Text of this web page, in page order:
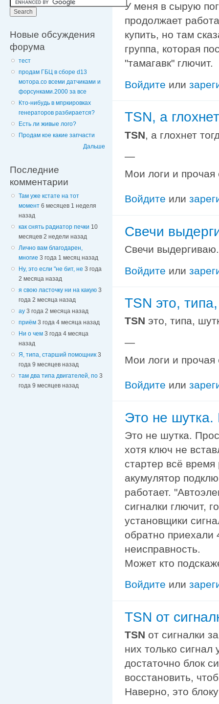
Новые обсуждения
форума
тест
продам ГБЦ в сборе d13
мотора.со всеми датчиками и
форсунками.2000 за все
Кто-нибудь в мпркировках
генераторов разбирается?
Есть ли живые лого?
Продам кое какие запчасти
Дальше
Последние
комментарии
Там уже кстате на тот
момент 6 месяцев 1 неделя
назад
как снять радиатор печки 10
месяцев 2 недели назад
Лично вам благодарен,
многие 3 года 1 месяц назад
Ну, это если "не бит, не 3 года
2 месяца назад
я свою ласточку ни на какую 3
года 2 месяца назад
ау 3 года 2 месяца назад
приём 3 года 4 месяца назад
Ни о чем 3 года 4 месяца
назад
Я, типа, старший помощник 3
года 9 месяцев назад
там два типа двигателей, по 3
года 9 месяцев назад
У меня в сырую
продолжает
купить, но там
группа, которая
"тамагавк" глючит.
Войдите или
TSN, а
TSN, а глохнет
—
Мои логи и
Войдите или
Свечи
Свечи выдергиваю.
Войдите или
TSN это,
TSN это, типа,
—
Мои логи и
Войдите или
Это не шутка.
Это не шутка.
хотя ключ не
стартер всё
акумулятор
работает.
сигналки глючит,
установщики
обратно приехали
неисправность.
Может кто
Войдите или
TSN от
TSN от сигналки
них только
достаточно блок
восстановить,
Наверно, это